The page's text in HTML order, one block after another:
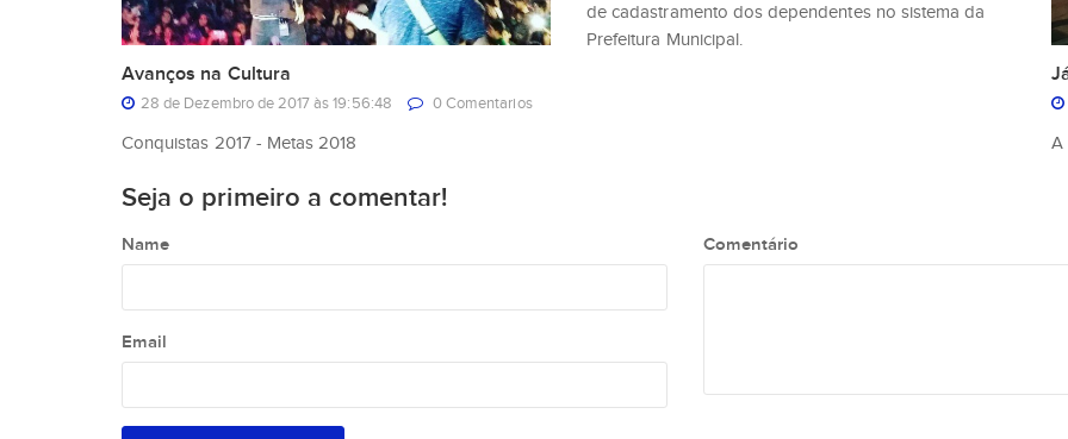
Avanços na Cultura
28 de Dezembro de 2017 às 19:56:48 0 Comentarios
Conquistas 2017 - Metas 2018
de cadastramento dos dependentes no sistema da
Prefeitura Municipal.
A
Seja o primeiro a comentar!
Name
Email
Comentário